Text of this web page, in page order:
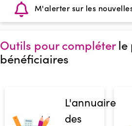
M'alerter sur les
Outils pour compléterle
bénéficiaires
L'annuaire
des